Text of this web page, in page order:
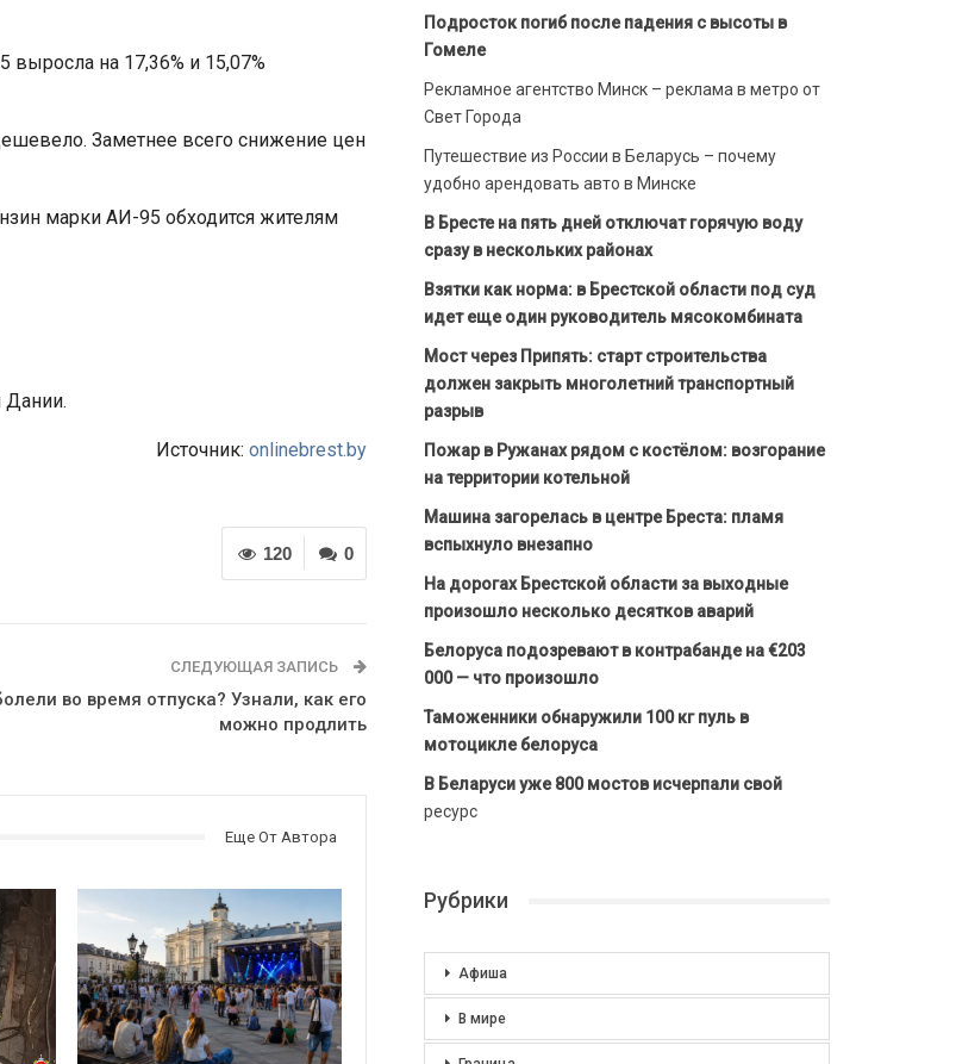
на 17,36% и 15,07%
Заметнее всего снижение цен
марки АИ-95 обходится жителям
Дании.
Источник: onlinebrest.by
0
120
СЛЕДУЮЩАЯ ЗАПИСЬ
во время отпуска? Узнали, как его
можно продлить
Еще От Автора
Подросток погиб после падения с высоты в
Гомеле
Рекламное агентство Минск – реклама в метро от
Свет Города
Путешествие из России в Беларусь – почему
удобно арендовать авто в Минске
В Бресте на пять дней отключат горячую воду
сразу в нескольких районах
Взятки как норма: в Брестской области под суд
идет еще один руководитель мясокомбината
Мост через Припять: старт строительства
должен закрыть многолетний транспортный
разрыв
Пожар в Ружанах рядом с костёлом: возгорание
на территории котельной
Машина загорелась в центре Бреста: пламя
вспыхнуло внезапно
На дорогах Брестской области за выходные
произошло несколько десятков аварий
Белоруса подозревают в контрабанде на €203
000 — что произошло
Таможенники обнаружили 100 кг пуль в
мотоцикле белоруса
В Беларуси уже 800 мостов исчерпали свой
ресурс
Рубрики
Афиша
В мире